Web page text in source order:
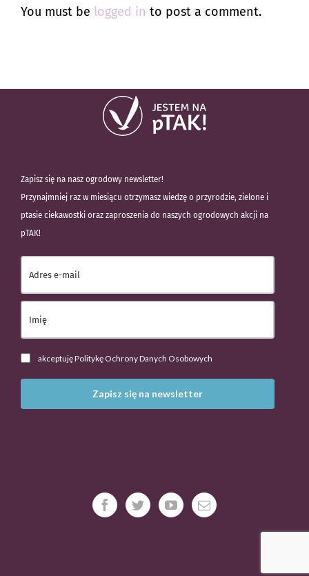
You must be logged in to post a comment.
Zapisz się na nasz ogrodowy newsletter!
Przynajmniej raz w miesiącu otrzymasz wiedzę o przyrodzie, zielone i
ptasie ciekawostki oraz zaproszenia do naszych ogrodowych akcji na
pTAK!
akceptuję Politykę Ochrony Danych Osobowych
Zapisz się na newsletter